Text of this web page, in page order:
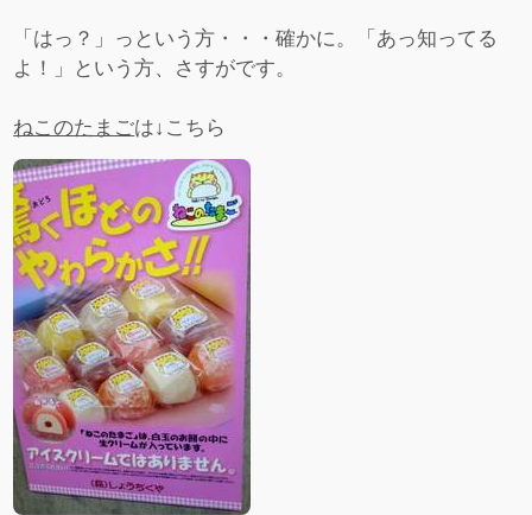
「はっ？」っという方・・・確かに。「あっ知ってる
よ！」という方、さすがです。
ねこのたまごは↓こちら